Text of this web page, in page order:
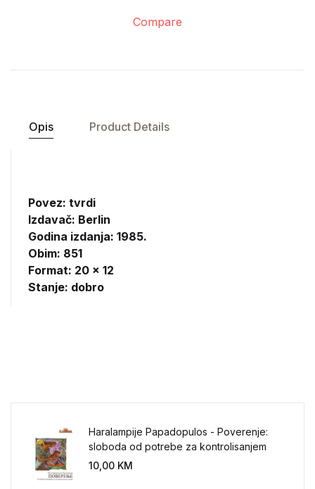
Compare
Opis Product Details
Povez: tvrdi
Izdavač: Berlin
Godina izdanja: 1985.
Obim: 851
Format: 20 x 12
Stanje: dobro
Haralampije Papadopulos - Poverenje:
sloboda od potrebe za kontrolisanjem
sveta
10,00 KM